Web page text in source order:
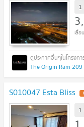
1
The Origin Ram
S010047 Esta Bliss
1